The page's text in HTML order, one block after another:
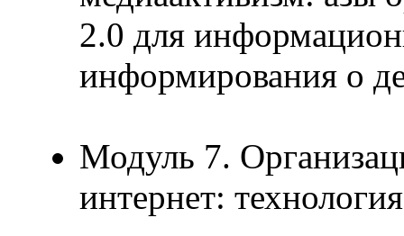
2.0 для
информирования о
Модуль 7.
интернет: